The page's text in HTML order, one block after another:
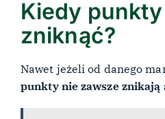
Kiedy
zniknąć?
Nawet jeżeli od danego
punkty nie zawsze znikają